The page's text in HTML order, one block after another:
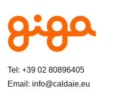
Tel: +39 02 80896405
Email: info@caldaie.eu